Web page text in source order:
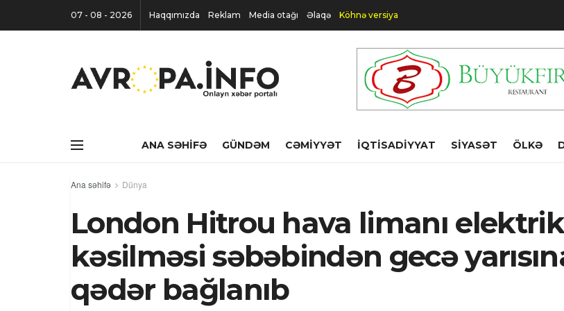
07 - 08 - 2026 Haqqımızda Reklam Media otağı Əlaqə Köhnə versiya
ANA SƏHIFƏ GÜNDƏM CƏMIYYƏT İQTISADIYYAT SIYASƏT ÖLKƏ
Ana səhifə Dünya
London Hitrou hava limanı elektrik
kəsilməsi səbəbindən gecə
qədər bağlanıb